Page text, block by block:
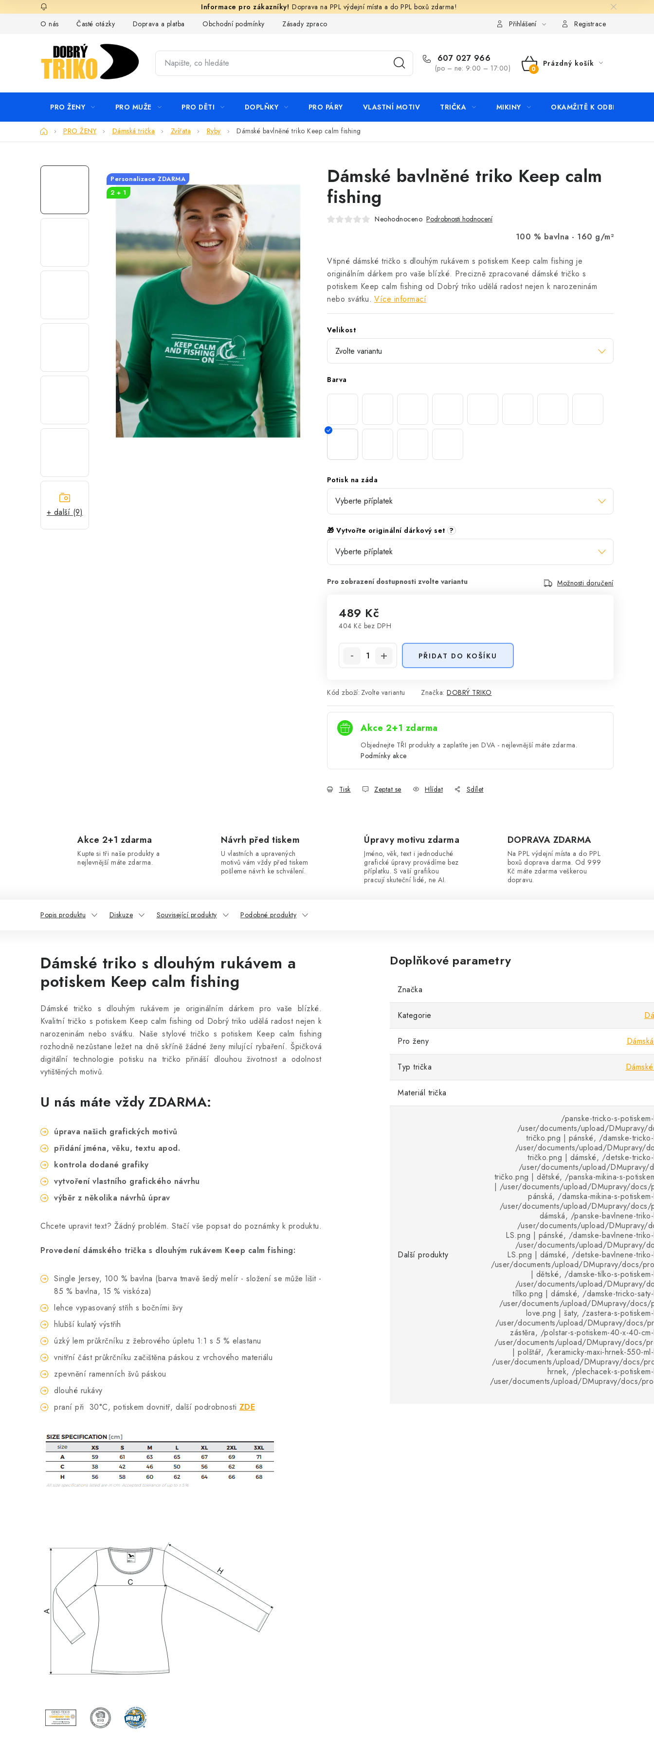
na
Doprava na PPL výdejní místa a do PPL boxů zdarma!
O nás
Časté otázky Doprava a platba Obchodní podmínky Zásady zpracování ochrany osobních údajů KontaktyPřihlášení Registrace
607 027 966
(po – ne: 9:00 – 17:00)
NÁKUPNÍ
Prázdný košík
PRO ŽENY PRO MUŽE PRO DĚTI DOPLŇKY PRO PÁRY VLASTNÍ MOTIV TRIČKA MIKINY OKAMŽITĚ K ODBĚRU
DomůPRO ŽENY Dámská trička Zvířata Ryby Dámské bavlněné triko Keep calm fishing
+ další (9)
Dámské bavlněné triko Keep calm
fishing
Neohodnoceno Podrobnosti hodnocení
100 % bavlna - 160 g/m²
Vtipné dámské tričko s dlouhým rukávem s potiskem Keep calm fishing je
originálním dárkem pro vaše blízké. Precizně zpracované dámské tričko s
potiskem Keep calm fishing od Dobrý triko udělá radost nejen k narozeninám
nebo svátku. Více informací
Velikost
Barva
Potisk na záda
🎁 Vytvořte originální dárkový set ?
Možnosti doručení
489 Kč
404 Kč bez DPH
PŘIDAT DO KOŠÍKU
Kód zboží: Zvolte variantu Značka: DOBRÝ TRIKO
Akce 2+1 zdarma
Objednejte TŘI produkty a zaplatíte jen DVA - nejlevnější máte zdarma.
Podmínky akce
Tisk Zeptat se Hlídat Sdílet
Personalizace ZDARMA
2 + 1
Akce 2+1 zdarma
Kupte si tři naše produkty a
nejlevnější máte zdarma.
Návrh před tiskem
U vlastních a upravených
motivů vám vždy před tiskem
pošleme návrh ke schválení.
Úpravy motivu zdarma
Jméno, věk, text i jednoduché
grafické úpravy provádíme bez
příplatku. S vaší grafikou
pracují skuteční lidé, ne AI.
DOPRAVA ZDARMA
Na PPL výdejní místa a do PPL
boxů doprava darma. Od 999
Kč máte zdarma veškerou
dopravu.
Popis produktu Diskuze Související produkty Podobné produkty
Dámské triko s dlouhým rukávem a
potiskem Keep calm fishing
Dámské tričko s dlouhým rukávem je originálním dárkem pro vaše blízké.
Kvalitní tričko s potiskem Keep calm fishing od Dobrý triko udělá radost nejen k
narozeninám nebo svátku. Naše stylové tričko s potiskem Keep calm fishing
rozhodně nezůstane ležet na dně skříně žádné ženy milující rybaření. Špičková
digitální technologie potisku na tričko přináší dlouhou životnost a odolnost
vytištěných motivů.
U nás máte vždy ZDARMA:
úprava našich grafických motivů
přidání jména, věku, textu apod.
kontrola dodané grafiky
vytvoření vlastního grafického návrhu
výběr z několika návrhů úprav
Chcete upravit text? Žádný problém. Stačí vše popsat do poznámky k produktu.
Provedení dámského trička s dlouhým rukávem Keep calm fishing:
Single Jersey, 100 % bavlna (barva tmavě šedý melír - složení se může lišit -
85 % bavlna, 15 % viskóza)
lehce vypasovaný střih s bočními švy
hlubší kulatý výstřih
úzký lem průkrčníku z žebrového úpletu 1:1 s 5 % elastanu
vnitřní část průkrčníku začištěna páskou z vrchového materiálu
zpevnění ramenních švů páskou
dlouhé rukávy
praní při 30°C, potiskem dovnitř, další podrobnosti ZDE
Doplňkové parametry
Značka
Kategorie
Pro ženy
Typ trička
Materiál trička
Další produkty
/panske-tricko-s-
/user/documents/upload/DMupravy/
tričko.png | pánské, /damske-
/user/documents/upload/DMupravy/
tričko.png | dámské, /detske-
/user/documents/upload/DMupravy/
tričko.png | dětské, /panska-mikina-s-
| /user/documents/upload/DMupravy/docs/
pánská, /damska-mikina-s-
/user/documents/upload/DMupravy/docs/
dámská, /panske-bavlnene-
/user/documents/upload/DMupravy/
LS.png | pánské, /damske-bavlnene-
/user/documents/upload/DMupravy/
LS.png | dámské, /detske-bavlnene-
/user/documents/upload/DMupravy/docs/
| dětské, /damske-tilko-s-
/user/documents/upload/DMupravy/
tílko.png | dámské, /damske-tricko-
/user/documents/upload/DMupravy/docs/
love.png | šaty, /zastera-s-
/user/documents/upload/DMupravy/docs/
zástěra, /polstar-s-potiskem-40-x-40-
/user/documents/upload/DMupravy/docs/
| polštář, /keramicky-maxi-hrnek-550-
/user/documents/upload/DMupravy/docs/
hrnek, /plechacek-s-
/user/documents/upload/DMupravy/docs/